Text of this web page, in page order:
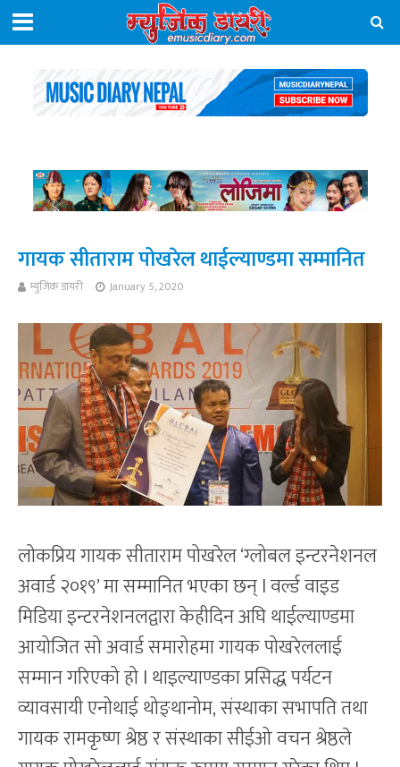
गायक सीताराम पोखरेल थाईल्याण्डमा सम्मानित
म्युजिक डायरी January 5, 2020
लोकप्रिय गायक सीताराम पोखरेल ‘ग्लोबल इन्टरनेशनल
अवार्ड २०१९’ मा सम्मानित भएका छन् l वर्ल्ड वाइड
मिडिया इन्टरनेशनलद्वारा केहीदिन अघि थाईल्याण्डमा
आयोजित सो अवार्ड समारोहमा गायक पोखरेललाई
सम्मान गरिएको हो l थाइल्याण्डका प्रसिद्ध पर्यटन
व्यावसायी एनोथाई थोङ्थानोम, संस्थाका सभापति तथा
गायक रामकृष्ण श्रेष्ठ र संस्थाका सीईओ वचन श्रेष्ठले